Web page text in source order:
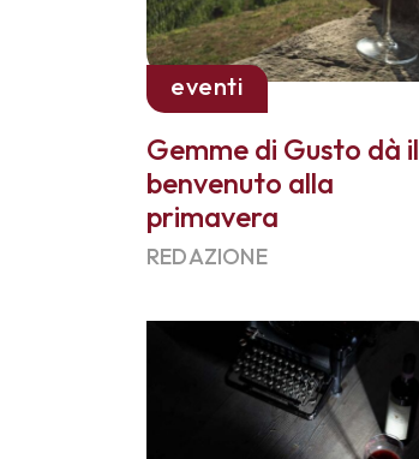
eventi
Gemme di Gusto dà il
benvenuto alla
primavera
REDAZIONE